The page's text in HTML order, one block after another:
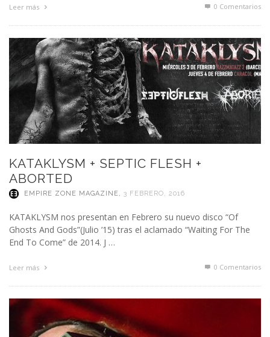
Leer más 0 Comentarios
KATAKLYSM + SEPTIC FLESH +
ABORTED
EMPIRE ZONE MAGAZINE, 3 FEBRERO, 2016
KATAKLYSM nos presentan en Febrero su nuevo disco “Of
Ghosts And Gods”(Julio ’15) tras el aclamado “Waiting For The
End To Come” de 2014. J …
Leer más 0 Comentarios